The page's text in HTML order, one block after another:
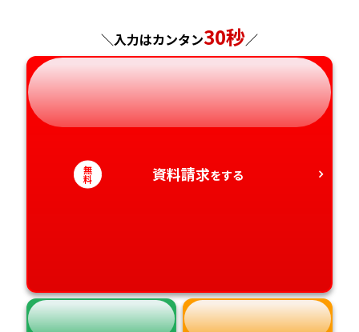
岐阜県
静岡県
奈良県
和歌山県
山口県
徳島県
熊本県
大分県
＼入力はカンタン30秒／
無
料 資料請求をする